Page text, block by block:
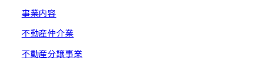
り
事業内容
不動産仲介業
不動産分譲事業